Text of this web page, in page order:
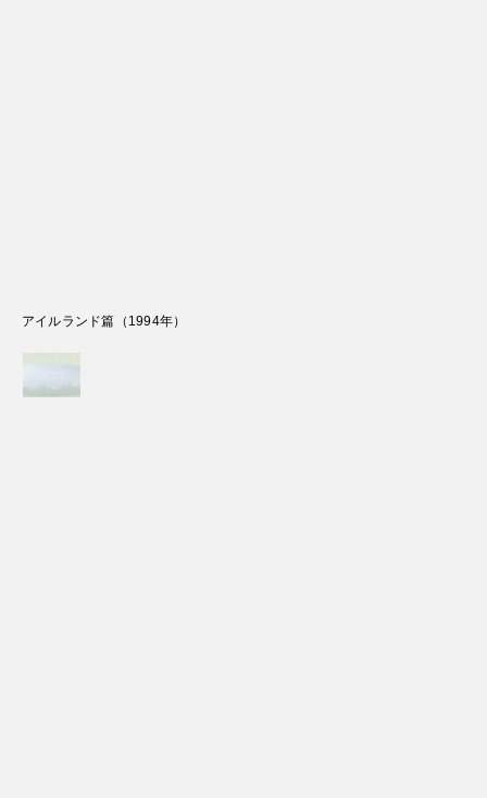
アイルランド篇 （ 1994年）